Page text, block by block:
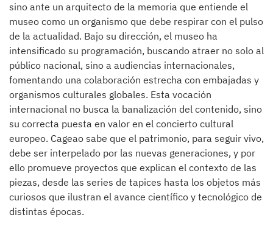
sino ante un arquitecto de la memoria que entiende el
museo como un organismo que debe respirar con el pulso
de la actualidad. Bajo su dirección, el museo ha
intensificado su programación, buscando atraer no solo al
público nacional, sino a audiencias internacionales,
fomentando una colaboración estrecha con embajadas y
organismos culturales globales. Esta vocación
internacional no busca la banalización del contenido, sino
su correcta puesta en valor en el concierto cultural
europeo. Cageao sabe que el patrimonio, para seguir vivo,
debe ser interpelado por las nuevas generaciones, y por
ello promueve proyectos que explican el contexto de las
piezas, desde las series de tapices hasta los objetos más
curiosos que ilustran el avance científico y tecnológico de
distintas épocas.